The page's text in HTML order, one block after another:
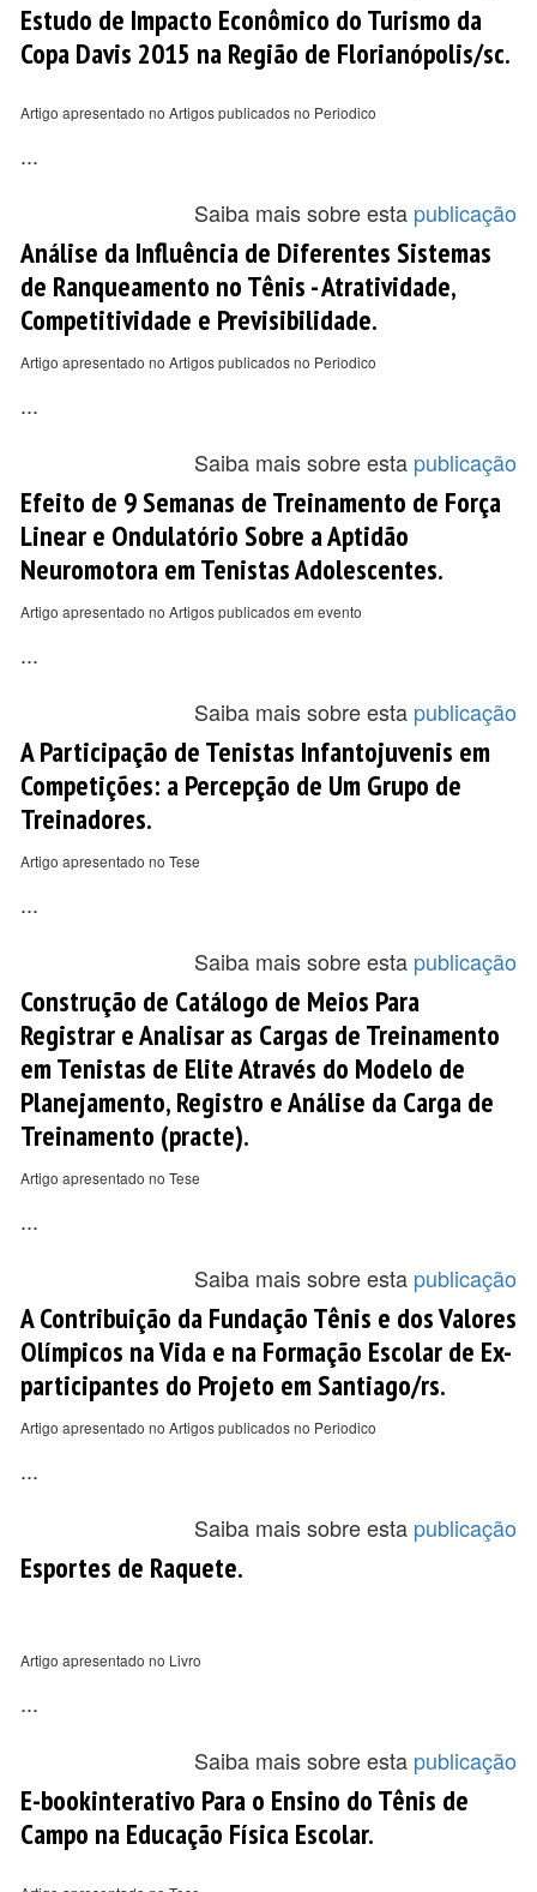
Estudo de Impacto Econômico do Turismo da
Copa Davis 2015 na Região de Florianópolis/sc.
Artigo apresentado no Artigos publicados no Periodico
...
Saiba mais sobre esta publicação
Análise da Influência de Diferentes Sistemas
de Ranqueamento no Tênis - Atratividade,
Competitividade e Previsibilidade.
Artigo apresentado no Artigos publicados no Periodico
...
Saiba mais sobre esta publicação
Efeito de 9 Semanas de Treinamento de Força
Linear e Ondulatório Sobre a Aptidão
Neuromotora em Tenistas Adolescentes.
Artigo apresentado no Artigos publicados em evento
...
Saiba mais sobre esta publicação
A Participação de Tenistas Infantojuvenis em
Competições: a Percepção de Um Grupo de
Treinadores.
Artigo apresentado no Tese
...
Saiba mais sobre esta publicação
Construção de Catálogo de Meios Para
Registrar e Analisar as Cargas de Treinamento
em Tenistas de Elite Através do Modelo de
Planejamento, Registro e Análise da Carga de
Treinamento (practe).
Artigo apresentado no Tese
...
Saiba mais sobre esta publicação
A Contribuição da Fundação Tênis e dos Valores
Olímpicos na Vida e na Formação Escolar de Ex-
participantes do Projeto em Santiago/rs.
Artigo apresentado no Artigos publicados no Periodico
...
Saiba mais sobre esta publicação
Esportes de Raquete.
Artigo apresentado no Livro
...
Saiba mais sobre esta publicação
E-bookinterativo Para o Ensino do Tênis de
Campo na Educação Física Escolar.